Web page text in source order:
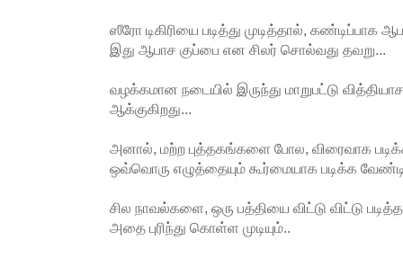
ஸீரோ டிகிரியை படித்து முடித்தால்,
இது ஆபாச குப்பை என சிலர் சொல்வது தவறு...
வழக்கமான நடையில் இருந்து மாறுபட்டு
ஆக்குகிறது...
அனால், மற்ற புத்தகங்களை போல, விரைவாக
ஒவ்வொரு எழுத்தையும் கூர்மையாக படிக்க
சில நாவல்களை, ஒரு பத்தியை விட்டு விட்டு
அதை புரிந்து கொள்ள முடியும்..